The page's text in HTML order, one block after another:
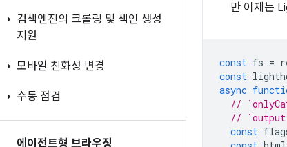
검색엔진의 크롤링 및 색인 생성
지원
모바일 친화성 변경
수동 점검
에이전트형 브라우징
만 이제는
const fs =
const
async
//
//
const